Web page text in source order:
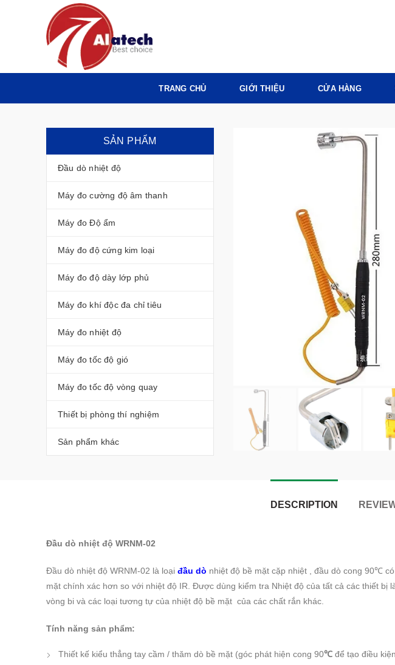
TRANG CHỦ GIỚI THIỆU CỬA HÀNG
SẢN PHẨM
Đầu dò nhiệt độ
Máy đo cường độ âm thanh
Máy đo Độ ẩm
Máy đo độ cứng kim loại
Máy đo độ dày lớp phủ
Máy đo khí độc đa chỉ tiêu
Máy đo nhiệt độ
Máy đo tốc độ gió
Máy đo tốc độ vòng quay
Thiết bị phòng thí nghiệm
Sản phẩm khác
DESCRIPTION
Đầu dò nhiệt độ WRNM-02
Đầu dò nhiệt độ WRNM-02 là loại đầu dò nhiệt độ bề mặt cặp nhiệt , đầu dò cong 90℃
mặt chính xác hơn so với nhiệt độ IR . Được dùng kiểm tra Nhiệt độ của tất cả các thiết bị
vòng bi và các loại tương tự của nhiệt độ bề mặt của các chất rắn khác.
Tính năng sản phẩm:
Thiết kế kiểu thẳng tay cầm / thăm dò bề mặt (góc phát hiện cong 90℃ để tạo điều